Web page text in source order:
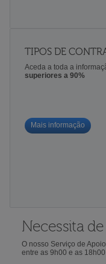
TIPOS DE
Aceda a toda a
superiores a 90%
Mais informação
Necessita
O nosso Serviço de
entre as 9h00 e as 18h00